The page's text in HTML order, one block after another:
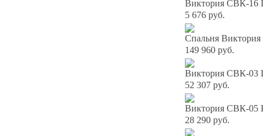
Виктория СВК-16
5 676 руб.
Спальня
149 960 руб.
Виктория СВК-03
52 307 руб.
Виктория СВК-05
28 290 руб.